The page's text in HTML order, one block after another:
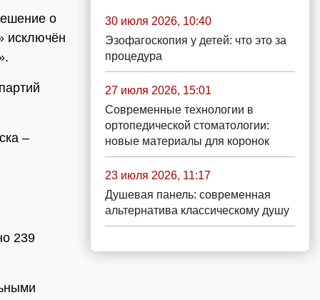
о
исключён
–
239
30 июля 2026, 10:40
Эзофагоскопия у детей: что это за
процедура
27 июля 2026, 15:01
Современные технологии в
ортопедической стоматологии:
новые материалы для коронок
23 июля 2026, 11:17
Душевая панель: современная
альтернатива классическому душу